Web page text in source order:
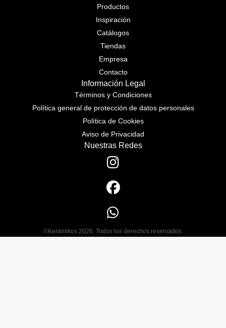
Productos
Inspiración
Catálogos
Tiendas
Empresa
Contacto
Información Legal
Términos y Condiciones
Política general de protección de datos personales
Política de Cookies
Aviso de Privacidad
Nuestras Redes
©Kerámikos 2026. Todos los derechos reservados.